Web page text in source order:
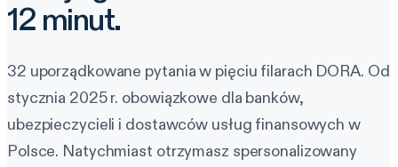
12 minut.
32 uporządkowane pytania w pięciu filarach DORA. Od
stycznia 2025 r. obowiązkowe dla banków,
ubezpieczycieli i dostawców usług finansowych w
Polsce. Natychmiast otrzymasz spersonalizowany